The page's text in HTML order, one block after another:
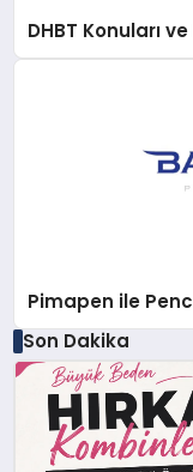
DHBT Konuları
Pimapen ile
Son Dakika